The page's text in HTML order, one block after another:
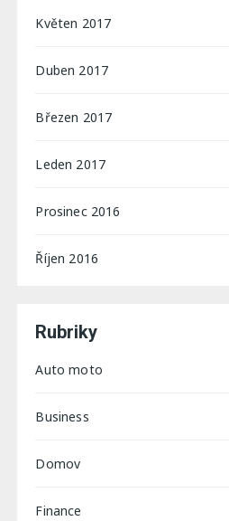
Květen 2017
Duben 2017
Březen 2017
Leden 2017
Prosinec 2016
Říjen 2016
Rubriky
Auto moto
Business
Domov
Finance